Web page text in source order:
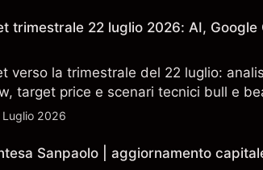
trimestrale 22 luglio 2026: AI,
verso la trimestrale del 22 luglio:
target price e scenari tecnici bull e
Luglio 2026
Sanpaolo | aggiornamento